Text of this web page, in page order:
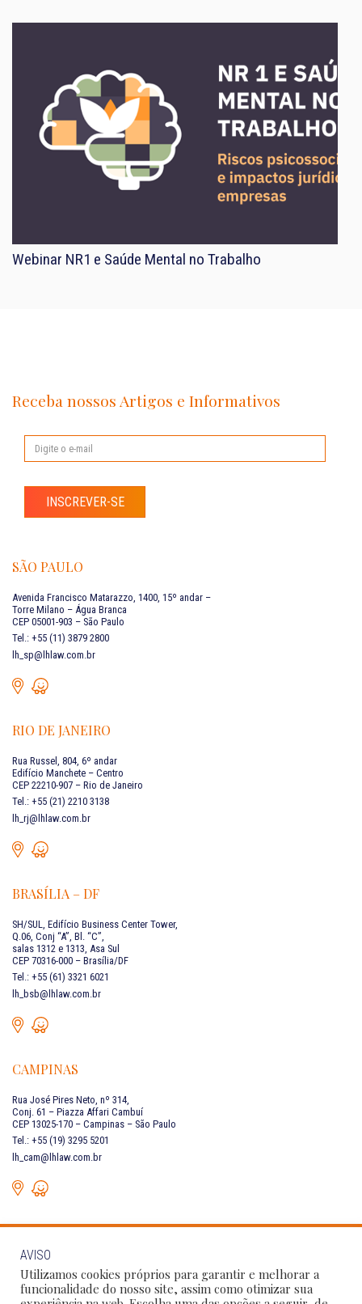
Webinar NR1 e Saúde Mental no Trabalho
Receba nossos Artigos e Informativos
INSCREVER-SE
SÃO PAULO
Avenida Francisco Matarazzo, 1400, 15º andar –
Torre Milano – Água Branca
CEP 05001-903 – São Paulo
Tel.: +55 (11) 3879 2800
lh_sp@lhlaw.com.br
RIO DE JANEIRO
Rua Russel, 804, 6º andar
Edifício Manchete – Centro
CEP 22210-907 – Rio de Janeiro
Tel.: +55 (21) 2210 3138
lh_rj@lhlaw.com.br
BRASÍLIA – DF
SH/SUL, Edifício Business Center Tower,
Q.06, Conj “A”, Bl. “C”,
salas 1312 e 1313, Asa Sul
CEP 70316-000 – Brasília/DF
Tel.: +55 (61) 3321 6021
lh_bsb@lhlaw.com.br
CAMPINAS
Rua José Pires Neto, nº 314,
Conj. 61 – Piazza Affari Cambuí
CEP 13025-170 – Campinas – São Paulo
Tel.: +55 (19) 3295 5201
lh_cam@lhlaw.com.br
FALE CONOSCO
AVISO
Utilizamos cookies próprios para garantir e melhorar a
funcionalidade do nosso site, assim como otimizar sua